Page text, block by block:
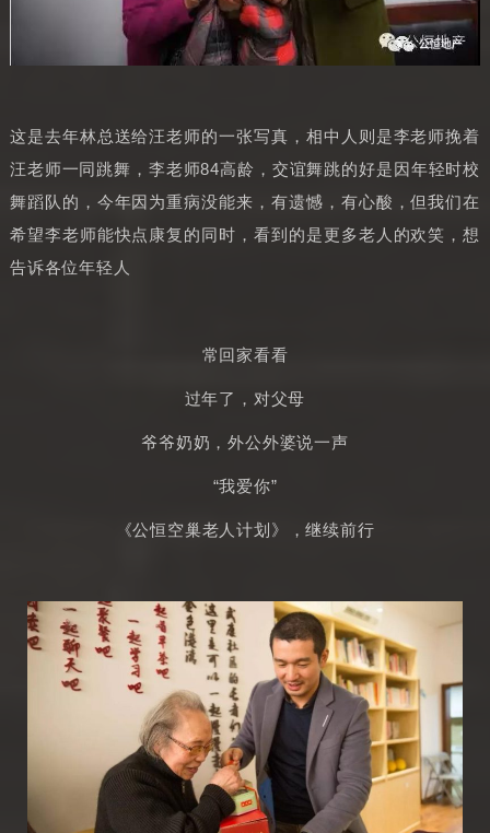
这是去年林总送给汪老师的一张写真，相中人则是李老师挽着
汪老师一同跳舞，李老师84高龄，交谊舞跳的好是因年轻时校
舞蹈队的，今年因为重病没能来，有遗憾，有心酸，但我们在
希望李老师能快点康复的同时，看到的是更多老人的欢笑，想
告诉各位年轻人
常回家看看
过年了，对父母
爷爷奶奶，外公外婆说一声
“我爱你”
《公恒空巢老人计划》，继续前行